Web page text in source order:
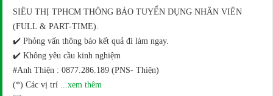
SIÊU THỊ TPHCM THÔNG BÁO TUYỂN DỤNG NHÂN VIÊN
(FULL & PART-TIME).
✔️ Phỏng vấn thông báo kết quả đi làm ngay.
✔️ Không yêu cầu kinh nghiệm
#Anh Thiện : 0877.286.189 (PNS- Thiện)
(*) Các vị trí
...xem thêm